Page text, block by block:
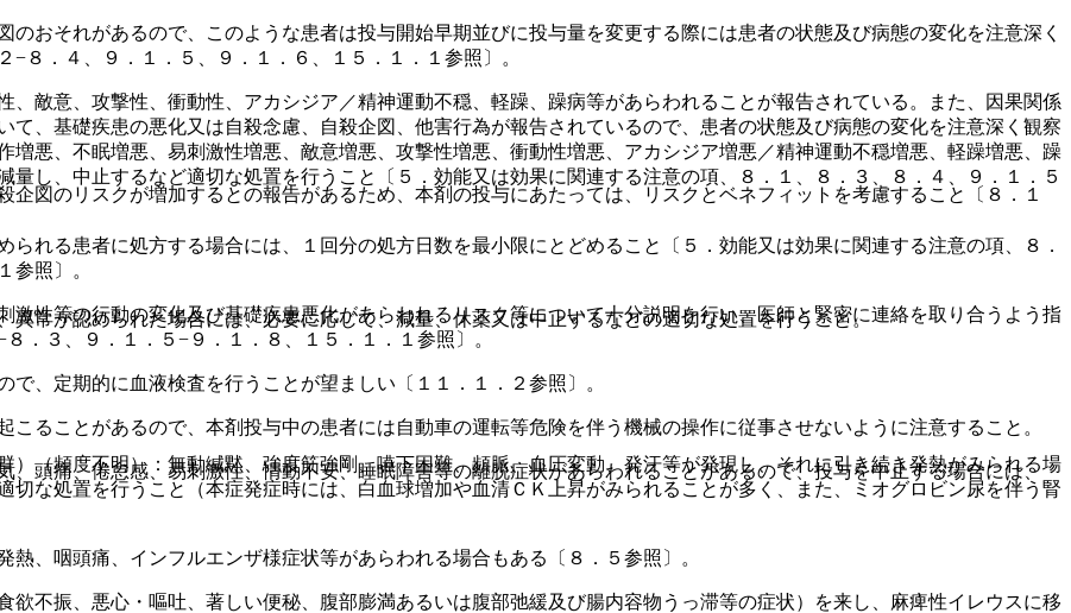
おそれがあるので、このような患者は投与開始早期並びに投与量を変更する際には患者の状態及び病態の変化を注意深く
８．４、９．１．５、９．１．６、１５．１．１参照〕。
敵意、攻撃性、衝動性、アカシジア／精神運動不穏、軽躁、躁病等があらわれることが報告されている。また、因果関係
、基礎疾患の悪化又は自殺念慮、自殺企図、他害行為が報告されているので、患者の状態及び病態の変化を注意深く観察
悪、不眠増悪、易刺激性増悪、敵意増悪、攻撃性増悪、衝動性増悪、アカシジア増悪／精神運動不穏増悪、軽躁増悪、躁
し、中止するなど適切な処置を行うこと〔５．効能又は効果に関連する注意の項、８．１、８．３、８．４、９．１．５
れる患者に処方する場合には、１回分の処方日数を最小限にとどめること〔５．効能又は効果に関連する注意の項、８．
参照〕。
性等の行動の変化及び基礎疾患悪化があらわれるリスク等について十分説明を行い、医師と緊密に連絡を取り合うよう指
．３、９．１．５−９．１．８、１５．１．１参照〕。
、定期的に血液検査を行うことが望ましい〔１１．１．２参照〕。
ることがあるので、本剤投与中の患者には自動車の運転等危険を伴う機械の操作に従事させないように注意すること。
頭痛、倦怠感、易刺激性、情動不安、睡眠障害等の離脱症状があらわれることがあるので、投与を中止する場合には、
図のリスクが増加するとの報告があるため、本剤の投与にあたっては、リスクとベネフィットを考慮すること〔８．１
常が認められた場合には、必要に応じて、減量、休薬又は中止するなどの適切な処置を行うこと。
（頻度不明）：無動緘黙、強度筋強剛、嚥下困難、頻脈、血圧変動、発汗等が発現し、それに引き続き発熱がみられる場
な処置を行うこと（本症発症時には、白血球増加や血清ＣＫ上昇がみられることが多く、また、ミオグロビン尿を伴う腎
、咽頭痛、インフルエンザ様症状等があらわれる場合もある〔８．５参照〕。
不振、悪心・嘔吐、著しい便秘、腹部膨満あるいは腹部弛緩及び腸内容物うっ滞等の症状）を来し、麻痺性イレウスに移